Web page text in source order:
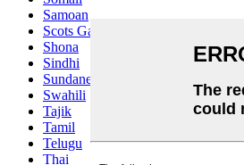
Samoan
Scots Gaelic
Shona
Sindhi
Sundanese
Swahili
Tajik
Tamil
Telugu
Thai